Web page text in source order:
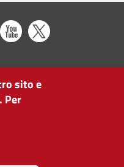
sito e
Per